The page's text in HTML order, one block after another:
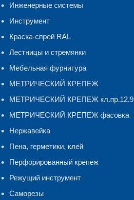
Инженерные системы
Инструмент
Краска-спрей RAL
Лестницы и стремянки
Мебельная фурнитура
МЕТРИЧЕСКИЙ КРЕПЕЖ
МЕТРИЧЕСКИЙ КРЕПЕЖ кл.пр.12.9
МЕТРИЧЕСКИЙ КРЕПЕЖ фасовка
Нержавейка
Пена, герметики, клей
Перфорированный крепеж
Режущий инструмент
Саморезы